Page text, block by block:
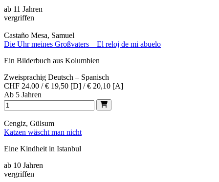
ab 11 Jahren
vergriffen
Castaño Mesa, Samuel
Die Uhr meines Großvaters – El reloj de mi abuelo
Ein Bilderbuch aus Kolumbien
Zweisprachig Deutsch – Spanisch
CHF 24.00 / € 19,50 [D] / € 20,10 [A]
Ab 5 Jahren
Cengiz, Gülsum
Katzen wäscht man nicht
Eine Kindheit in Istanbul
ab 10 Jahren
vergriffen